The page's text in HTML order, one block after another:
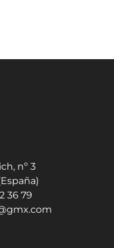
nº 3
36 79